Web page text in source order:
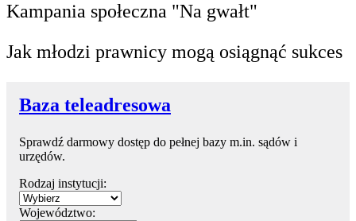
Kampania społeczna "Na gwałt"
Jak młodzi prawnicy mogą osiągnąć sukces
Baza teleadresowa
Sprawdź darmowy dostęp do pełnej bazy m.in. sądów i
urzędów.
Rodzaj instytucji:
Województwo: